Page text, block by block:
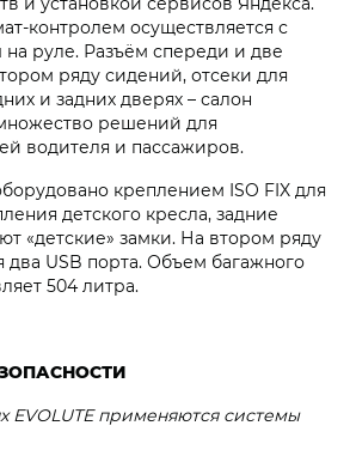
контролем осуществляется с
руле. Разъём спереди и две
ряду сидений, отсеки для
и задних дверях – салон
решений для
водителя и пассажиров.
креплением ISO FIX для
детского кресла, задние
«детские» замки. На втором ряду
USB порта. Объем багажного
504 литра.
EVOLUTE применяются системы